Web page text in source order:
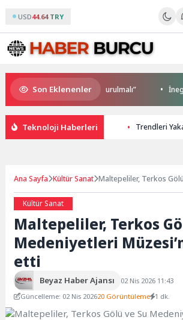
USD44.64 TRY
Son Eklenenler
için ortak irade oluşturulmalı”
Teknoloji Haberleri Trendleri
Ana Sayfa Kültür Sanat Maltepeliler, Terkos
Kültür Sanat
Maltepeliler, Terkos
Medeniyetleri
etti
Beyaz Haber Ajansı
02 Nis 2026 11:43
Güncelleme: 02 Nis 202620 Görüntüleme 1 dk.